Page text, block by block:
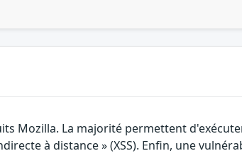
Mozilla. La majorité permettent
à distance » (XSS). Enfin, une